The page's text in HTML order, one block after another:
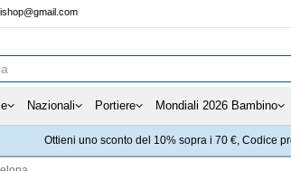
Nazionali Portiere Mondiali 2026 Bambino
Ottieni uno sconto del 10% sopra i 70 €, Codice